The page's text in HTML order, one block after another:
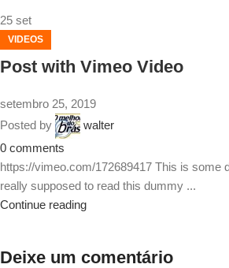
25 set
VIDEOS
Post with Vimeo Video
setembro 25, 2019
Posted by
walter
0 comments
https://vimeo.com/172689417 This is some
really supposed to read this dummy ...
Continue reading
Deixe um comentário